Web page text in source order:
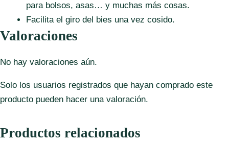
para bolsos, asas… y muchas más cosas.
Facilita el giro del bies una vez cosido.
Valoraciones
No hay valoraciones aún.
Solo los usuarios registrados que hayan comprado este
producto pueden hacer una valoración.
Productos relacionados